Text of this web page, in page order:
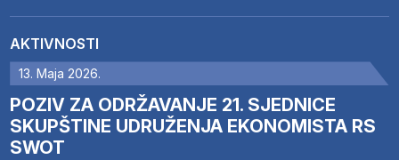
AKTIVNOSTI
13. Maja 2026.
POZIV ZA ODRŽAVANJE 21. SJEDNICE
SKUPŠTINE UDRUŽENJA EKONOMISTA RS
SWOT